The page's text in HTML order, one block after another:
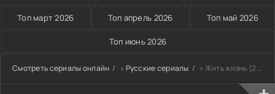
Топ март 2026 Топ апрель 2026 Топ май 2026
Топ июнь 2026
Смотреть сериалы онлайн » Русские сериалы » Жить жизнь (2025)